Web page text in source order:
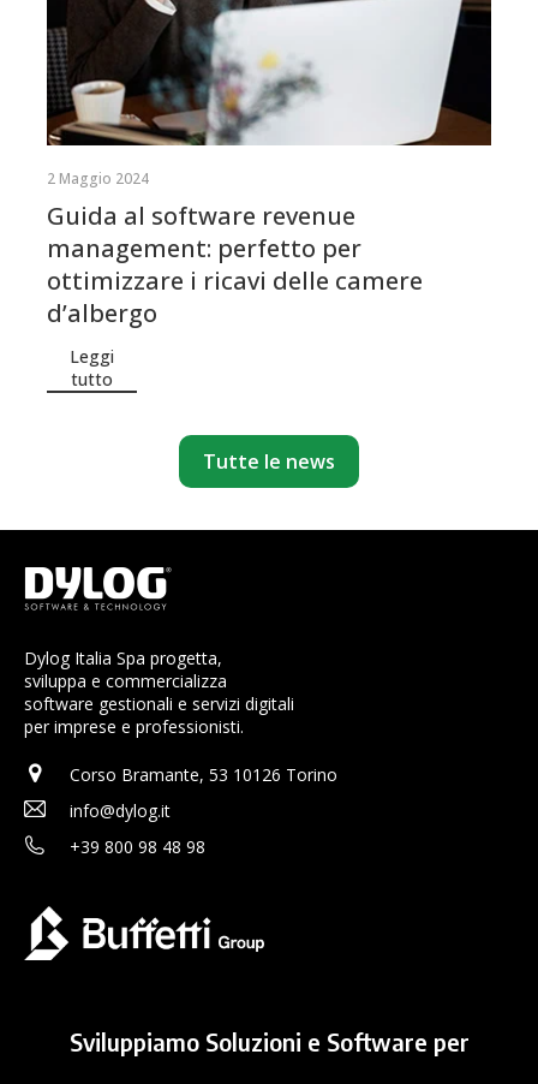
2 Maggio 2024
Guida al software revenue
management: perfetto per
ottimizzare i ricavi delle camere
d’albergo
Leggi
tutto
Tutte le news
Dylog Italia Spa progetta,
sviluppa e commercializza
software gestionali e servizi digitali
per imprese e professionisti.
Corso Bramante, 53 10126 Torino
info@dylog.it
+39 800 98 48 98
Sviluppiamo Soluzioni e Software per